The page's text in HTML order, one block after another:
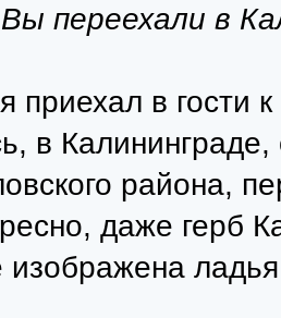
переехали в
приехал в гости
в
района,
даже герб
изображена